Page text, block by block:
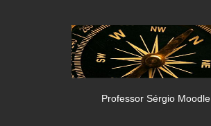
Professor Sérgio Moodle